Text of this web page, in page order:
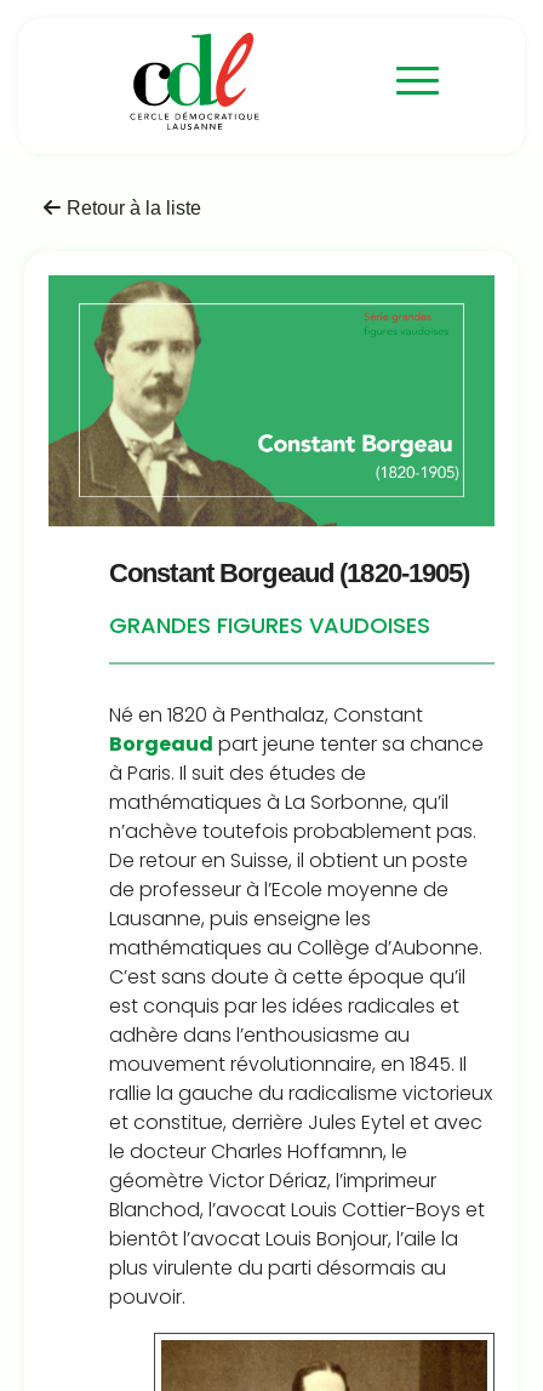
Retour à la liste
Constant Borgeaud (1820-1905)
GRANDES FIGURES VAUDOISES
Né en 1820 à Penthalaz, Constant
Borgeaud part jeune tenter sa chance
à Paris. Il suit des études de
mathématiques à La Sorbonne, qu’il
n’achève toutefois probablement pas.
De retour en Suisse, il obtient un poste
de professeur à l’Ecole moyenne de
Lausanne, puis enseigne les
mathématiques au Collège d’Aubonne.
C’est sans doute à cette époque qu’il
est conquis par les idées radicales et
adhère dans l’enthousiasme au
mouvement révolutionnaire, en 1845. Il
rallie la gauche du radicalisme victorieux
et constitue, derrière Jules Eytel et avec
le docteur Charles Hoffamnn, le
géomètre Victor Dériaz, l’imprimeur
Blanchod, l’avocat Louis Cottier-Boys et
bientôt l’avocat Louis Bonjour, l’aile la
plus virulente du parti désormais au
pouvoir.